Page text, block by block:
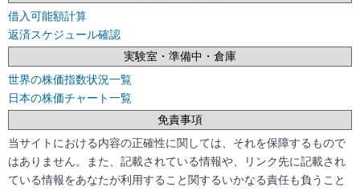
借入可能額計算
返済スケジュール確認
実験室・準備中・倉庫
世界の株価指数状況一覧
日本の株価チャート一覧
免責事項
当サイトにおける内容の正確性に関しては、それを保障するもので
はありません。また、記載されている情報や、リンク先に記載され
ている情報をあなたが利用すること関するいかなる責任も負うこと